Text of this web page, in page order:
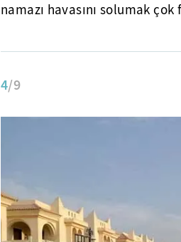
namazı havasını solumak
4/9